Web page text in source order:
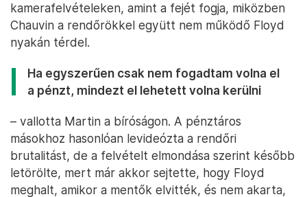
kamerafelvételeken, amint a fejét fogja, miközben
Chauvin a rendőrökkel együtt nem működő Floyd
nyakán térdel.
Ha egyszerűen csak nem fogadtam volna el
a pénzt, mindezt el lehetett volna kerülni
– vallotta Martin a bíróságon. A pénztáros
másokhoz hasonlóan levideózta a rendőri
brutalitást, de a felvételt elmondása szerint később
letörölte, mert már akkor sejtette, hogy Floyd
meghalt, amikor a mentők elvitték, és nem akarta,